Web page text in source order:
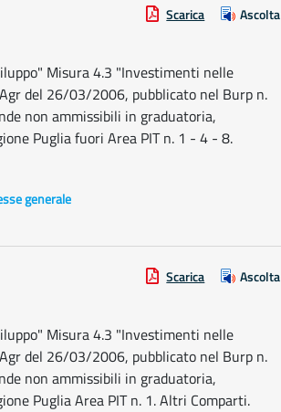
Scarica Ascolta
Misura 4.3 "Investimenti nelle
del 26/03/2006, pubblicato nel Burp n.
non ammissibili in graduatoria,
Puglia fuori Area PIT n. 1 - 4 - 8.
generale
Scarica Ascolta
Misura 4.3 "Investimenti nelle
del 26/03/2006, pubblicato nel Burp n.
non ammissibili in graduatoria,
Puglia Area PIT n. 1. Altri Comparti.